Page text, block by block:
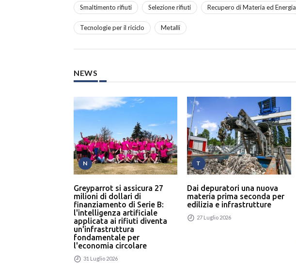
Smaltimento rifiuti Selezione rifiuti Recupero di Materia ed Energia
Tecnologie per il riciclo Metalli
NEWS
N
Greyparrot si assicura 27
milioni di dollari di
finanziamento di Serie B:
l'intelligenza artificiale
applicata ai rifiuti diventa
un'infrastruttura
fondamentale per
l'economia circolare
31 Luglio 2026
T
Dai depuratori una nuova
materia prima seconda per
edilizia e infrastrutture
27 Luglio 2026